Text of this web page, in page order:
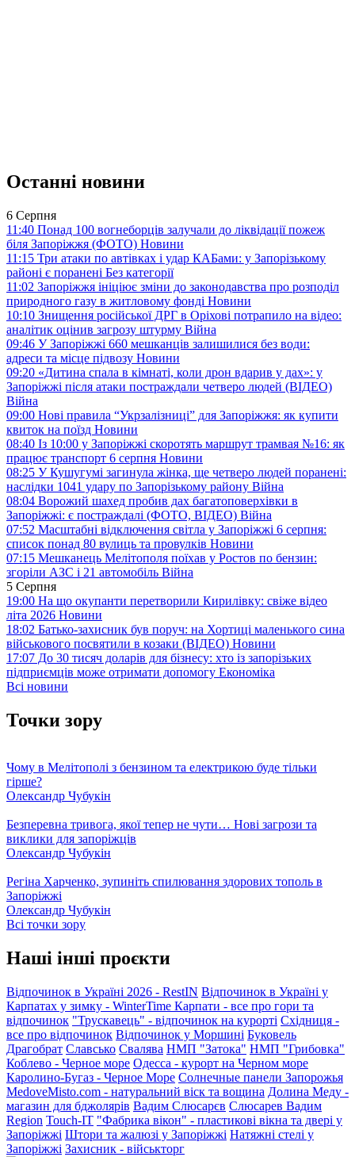
Останні новини
6 Серпня
11:40 Понад 100 вогнеборців залучали до ліквідації пожеж
біля Запоріжжя (ФОТО) Новини
11:15 Три атаки по автівках і удар КАБами: у Запорізькому
районі є поранені Без категорії
11:02 Запоріжжя ініціює зміни до законодавства про розподіл
природного газу в житловому фонді Новини
10:10 Знищення російської ДРГ в Оріхові потрапило на відео:
аналітик оцінив загрозу штурму Війна
09:46 У Запоріжжі 660 мешканців залишилися без води:
адреси та місце підвозу Новини
09:20 «Дитина спала в кімнаті, коли дрон вдарив у дах»: у
Запоріжжі після атаки постраждали четверо людей (ВІДЕО)
Війна
09:00 Нові правила “Укрзалізниці” для Запоріжжя: як купити
квиток на поїзд Новини
08:40 Із 10:00 у Запоріжжі скоротять маршрут трамвая №16: як
працює транспорт 6 серпня Новини
08:25 У Кушугумі загинула жінка, ще четверо людей поранені:
наслідки 1041 удару по Запорізькому району Війна
08:04 Ворожий шахед пробив дах багатоповерхівки в
Запоріжжі: є постраждалі (ФОТО, ВІДЕО) Війна
07:52 Масштабні відключення світла у Запоріжжі 6 серпня:
список понад 80 вулиць та провулків Новини
07:15 Мешканець Мелітополя поїхав у Ростов по бензин:
згоріли АЗС і 21 автомобіль Війна
5 Серпня
19:00 На що окупанти перетворили Кирилівку: свіже відео
літа 2026 Новини
18:02 Батько-захисник був поруч: на Хортиці маленького сина
військового посвятили в козаки (ВІДЕО) Новини
17:07 До 30 тисяч доларів для бізнесу: хто із запорізьких
підприємців може отримати допомогу Економіка
Всі новини
Точки зору
Чому в Мелітополі з бензином та електрикою буде тільки
гірше?
Олександр Чубукін
Безперевна тривога, якої тепер не чути… Нові загрози та
виклики для запоріжців
Олександр Чубукін
Регіна Харченко, зупиніть спилювання здорових тополь в
Запоріжжі
Олександр Чубукін
Всі точки зору
Наші інші проєкти
Відпочинок в Україні 2026 - RestIN Відпочинок в Україні у
Карпатах у зимку - WinterTime Карпати - все про гори та
відпочинок "Трускавець" - відпочинок на курорті Східниця -
все про відпочинок Відпочинок у Моршині Буковель
Драгобрат Славсько Свалява НМП "Затока" НМП "Грибовка"
Коблево - Черное море Одесса - курорт на Черном море
Каролино-Бугаз - Черное Море Солнечные панели Запорожья
MedoveMisto.com - натуральний віск та вощина Долина Меду -
магазин для бджолярів Вадим Слюсарєв Слюсарев Вадим
Region Touch-IT "Фабрика вікон" - пластикові вікна та двері у
Запоріжжі Штори та жалюзі у Запоріжжі Натяжні стелі у
Запоріжжі Захисник - військторг